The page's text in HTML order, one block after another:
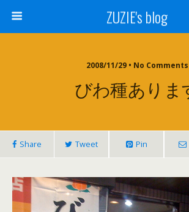
ZUZIE's blog
2008/11/29 • No Comments
びわ種ありま
Share Tweet Pin